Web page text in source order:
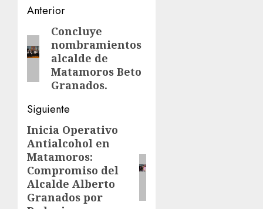
Post
navigation
Anterior
Entrada
anterior:
Concluye
nombramientos
alcalde de
Matamoros Beto
Granados.
Siguiente
Siguiente
entrada:
Inicia Operativo
Antialcohol en
Matamoros:
Compromiso del
Alcalde Alberto
Granados por